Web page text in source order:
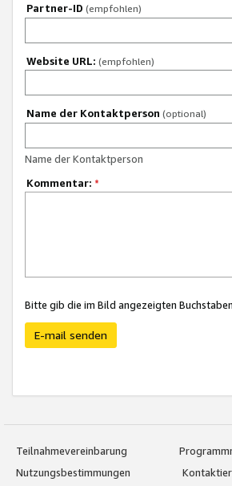
Partner-ID (empfohlen)
Website URL: (empfohlen)
Name der Kontaktperson (optional)
Name der Kontaktperson
Kommentar: *
Bitte gib die im Bild angezeigten
E-mail senden
Teilnahmevereinbarung
Nutzungsbestimmungen